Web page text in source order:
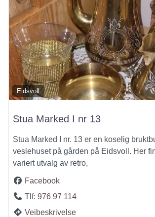
Eidsvoll
Stua Marked I nr 13
Stua Marked I nr. 13 er en koselig
veslehuset på gården på Eidsvoll. Her
variert utvalg av retro,
Facebook
Tlf: 976 97 114
Veibeskrivelse